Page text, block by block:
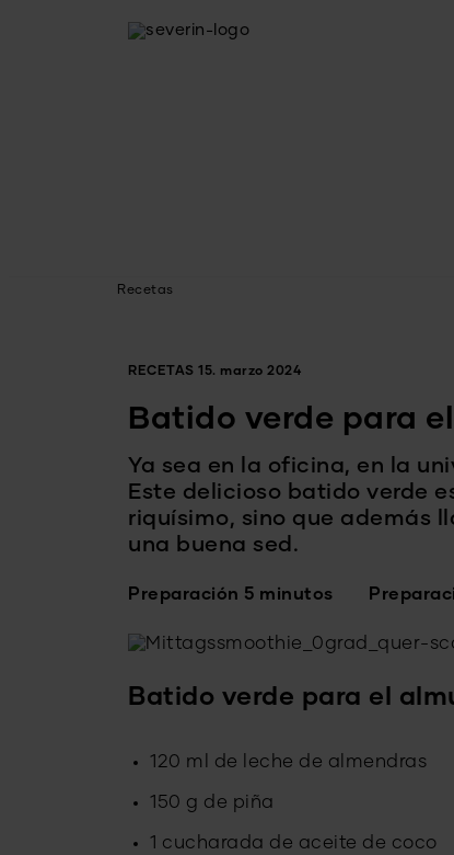
Recetas
RECETAS 15. marzo 2024
Batido verde para
Ya sea en la oficina, en la
Este delicioso batido verde
riquísimo, sino que además
una buena sed.
Preparación 5 minutos
Batido verde para el
120 ml de leche de almendras
150 g de piña
1 cucharada de aceite de coco